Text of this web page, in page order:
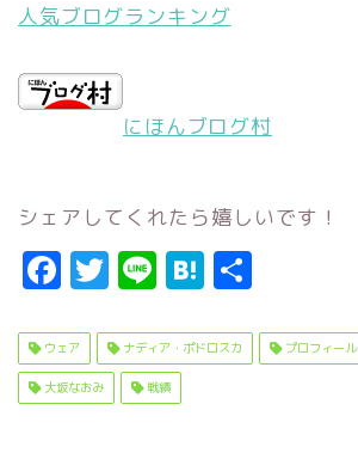
人気ブログランキング
にほんブログ村
シェアしてくれたら嬉しいです！
F
c
e
T
it
t
Li
e
H
t
ウェア ナディア・ポドロスカ プロフィール
大坂なおみ 戦績